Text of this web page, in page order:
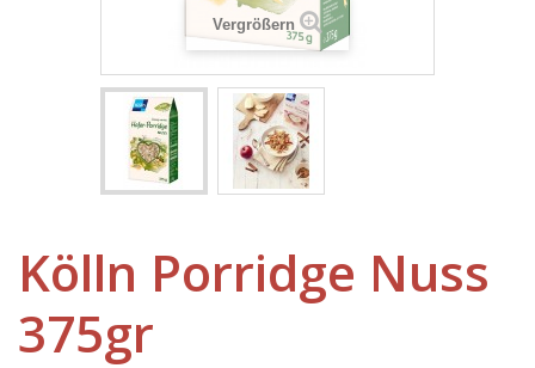
Vergrößern
Kölln Porridge Nuss
375gr